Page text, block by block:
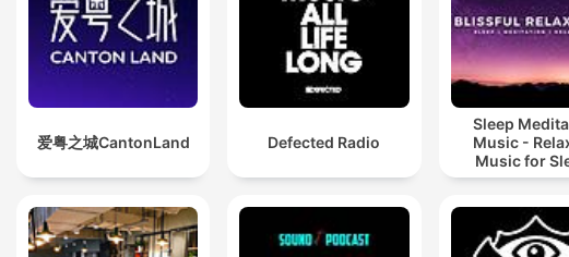
爱粤之城CantonLand Defected Radio
Sleep
Music -
Music for